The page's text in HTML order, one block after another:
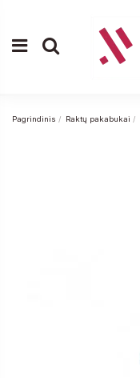
Pagrindinis Raktų pakabukai